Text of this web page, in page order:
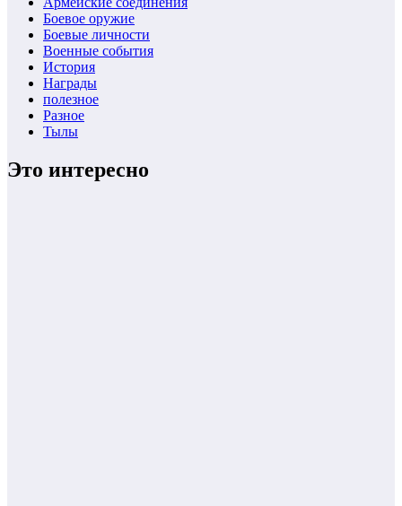
Боевое оружие
Боевые личности
Военные события
История
Награды
полезное
Разное
Тылы
Это интересно